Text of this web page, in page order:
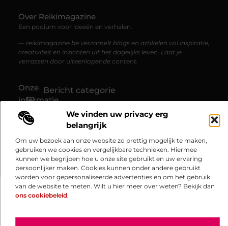
We vinden uw privacy erg
belangrijk
Om uw bezoek aan onze website zo prettig mogelijk te maken,
gebruiken we cookies en vergelijkbare technieken. Hiermee
kunnen we begrijpen hoe u onze site gebruikt en uw ervaring
persoonlijker maken. Cookies kunnen onder andere gebruikt
worden voor gepersonaliseerde advertenties en om het gebruik
van de website te meten. Wilt u hier meer over weten? Bekijk dan
ons cookiebeleid.
Over Reikimagazine
Een podium voor ideeën en verhalen.
— reikimagazine.be verzamelt blogs en artikelen vol inspiratie,
creativiteit en inzichten uit het dagelijks leven. Laat je
verrassen door uiteenlopende content.
Onze
informatie
Bericht categorie
@2025 www.reikimagazine.be. All Right Reserved.​